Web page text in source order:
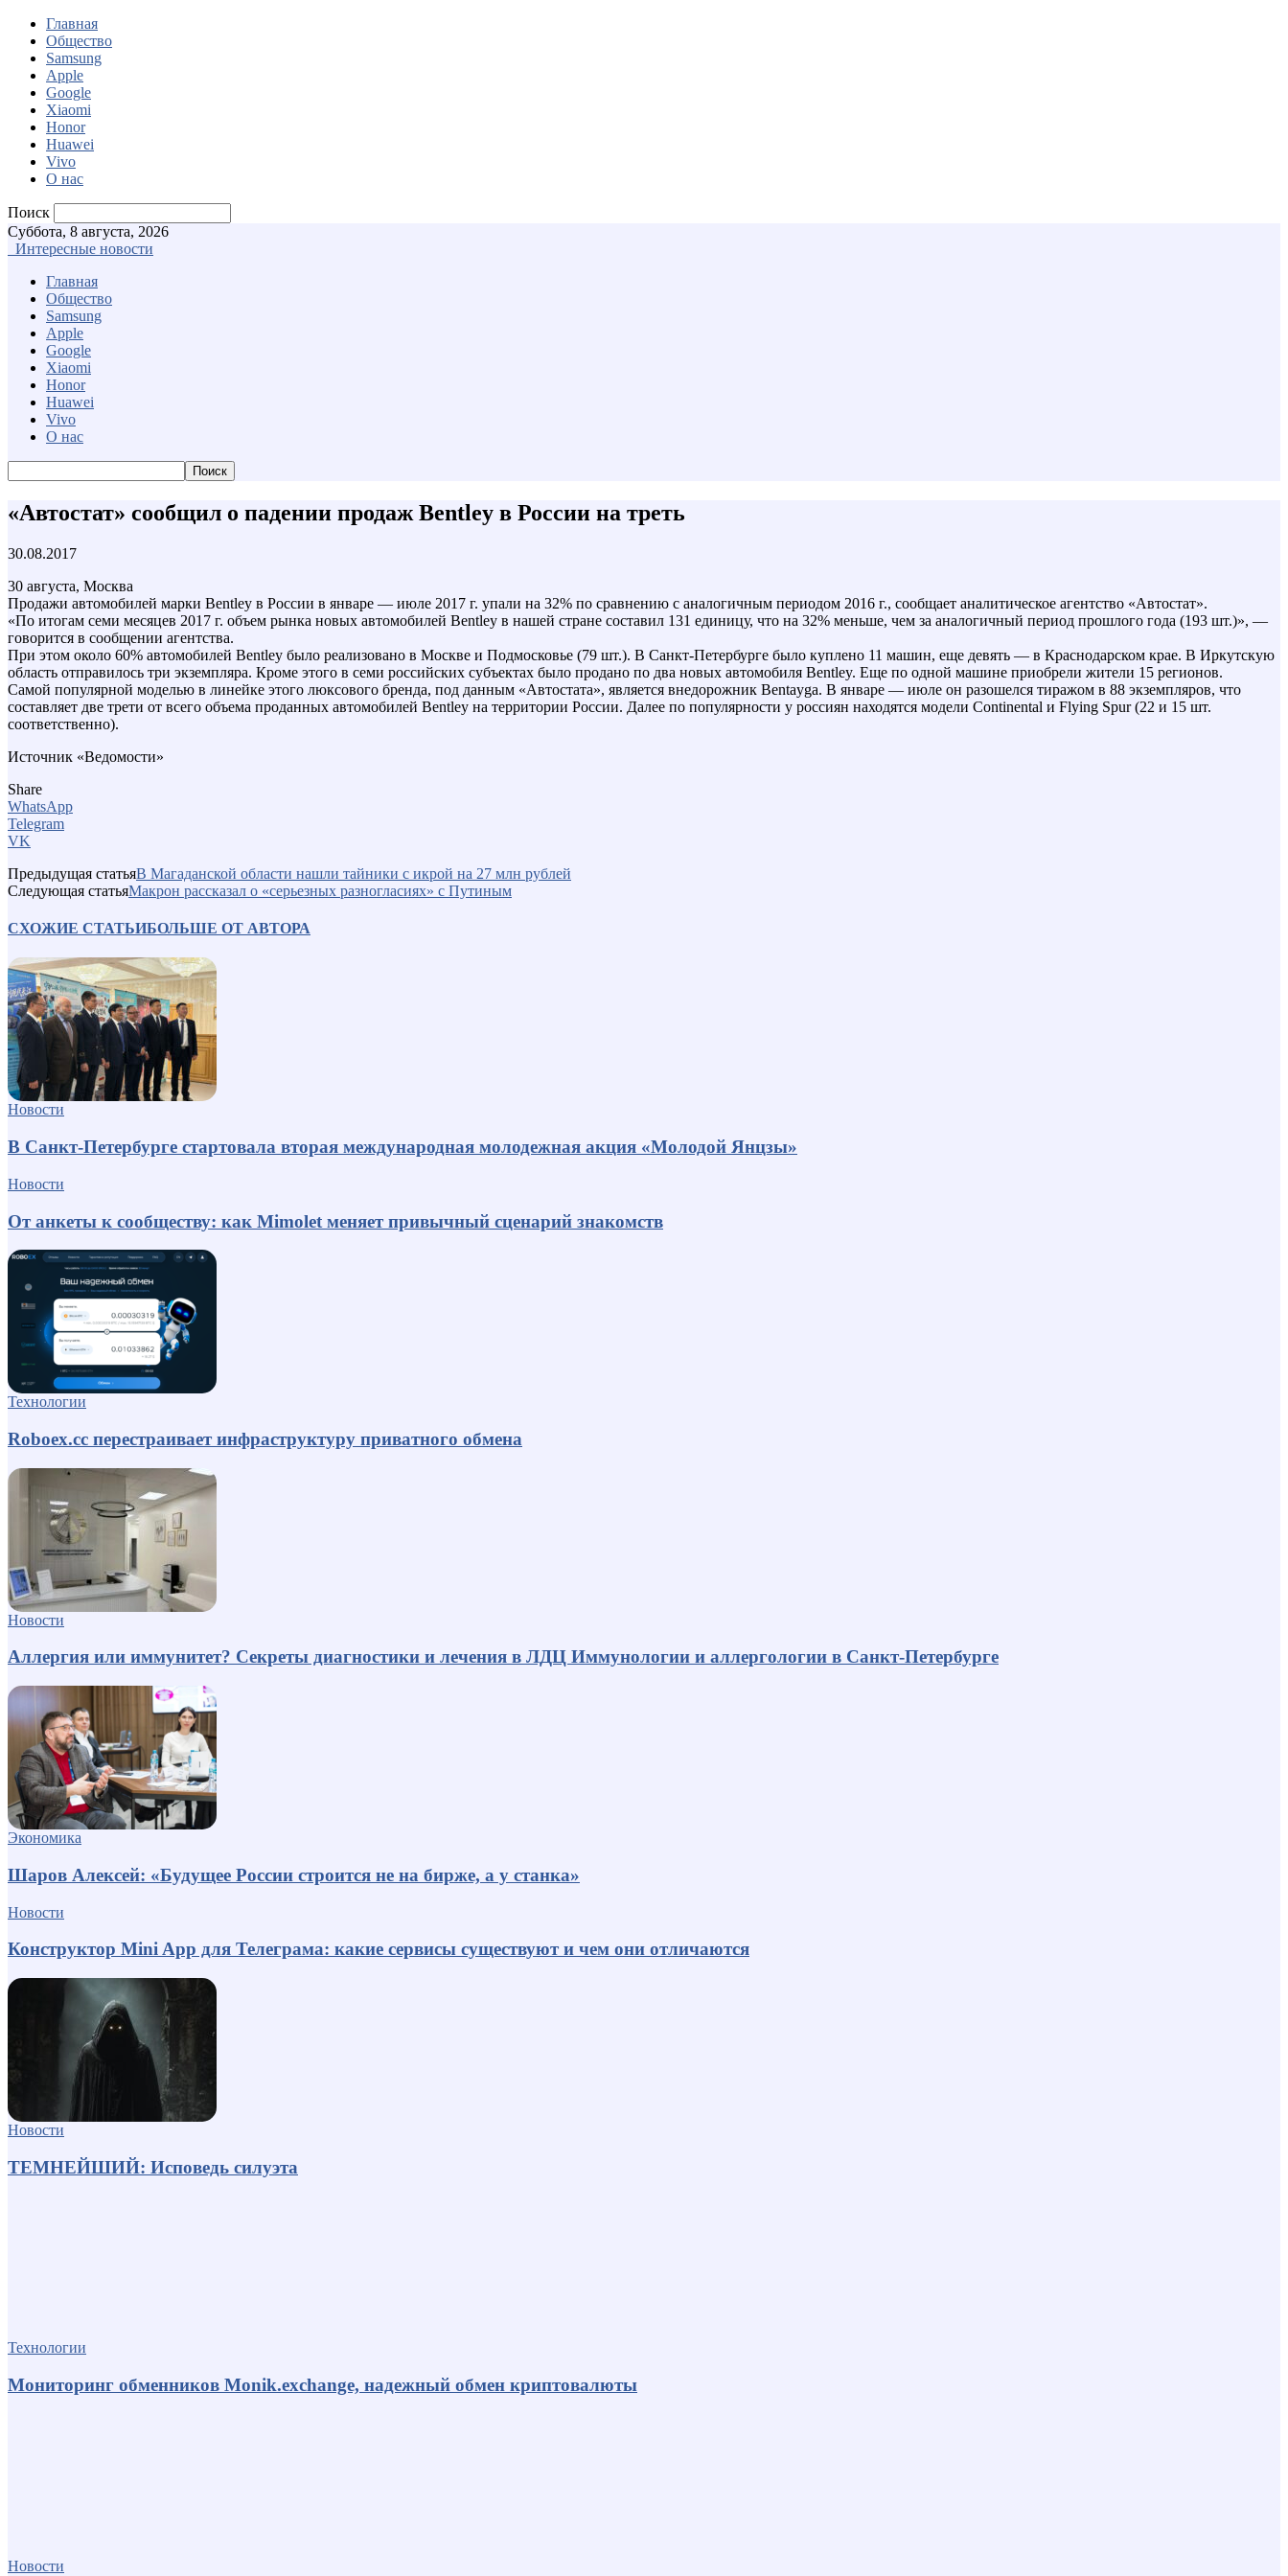
Главная
Общество
Samsung
Apple
Google
Xiaomi
Honor
Huawei
Vivo
О нас
Поиск
Суббота, 8 августа, 2026
Интересные новости
Главная
Общество
Samsung
Apple
Google
Xiaomi
Honor
Huawei
Vivo
О нас
«Автостат» сообщил о падении продаж Bentley в России на треть
30.08.2017
30 августа, Москва
Продажи автомобилей марки Bentley в России в январе — июле 2017 г. упали на 32% по сравнению с аналогичным периодом 2016 г., сообщает аналитическое агентство «Автостат».
«По итогам семи месяцев 2017 г. объем рынка новых автомобилей Bentley в нашей стране составил 131 единицу, что на 32% меньше, чем за аналогичный период прошлого года (193 шт.)», —
говорится в сообщении агентства.
При этом около 60% автомобилей Bentley было реализовано в Москве и Подмосковье (79 шт.). В Санкт-Петербурге было куплено 11 машин, еще девять — в Краснодарском крае. В Иркутскую
область отправилось три экземпляра. Кроме этого в семи российских субъектах было продано по два новых автомобиля Bentley. Еще по одной машине приобрели жители 15 регионов.
Самой популярной моделью в линейке этого люксового бренда, под данным «Автостата», является внедорожник Bentayga. В январе — июле он разошелся тиражом в 88 экземпляров, что
составляет две трети от всего объема проданных автомобилей Bentley на территории России. Далее по популярности у россиян находятся модели Continental и Flying Spur (22 и 15 шт.
соответственно).
Источник «Ведомости»
Share
WhatsApp
Telegram
VK
Предыдущая статьяВ Магаданской области нашли тайники с икрой на 27 млн рублей
Следующая статьяМакрон рассказал о «серьезных разногласиях» с Путиным
СХОЖИЕ СТАТЬИБОЛЬШЕ ОТ АВТОРА
Новости
В Санкт-Петербурге стартовала вторая международная молодежная акция «Молодой Янцзы»
Новости
От анкеты к сообществу: как Mimolet меняет привычный сценарий знакомств
Технологии
Roboex.cc перестраивает инфраструктуру приватного обмена
Новости
Аллергия или иммунитет? Секреты диагностики и лечения в ЛДЦ Иммунологии и аллергологии в Санкт-Петербурге
Экономика
Шаров Алексей: «Будущее России строится не на бирже, а у станка»
Новости
Конструктор Mini App для Телеграма: какие сервисы существуют и чем они отличаются
Новости
ТЕМНЕЙШИЙ: Исповедь силуэта
Технологии
Мониторинг обменников Monik.exchange, надежный обмен криптовалюты
Новости